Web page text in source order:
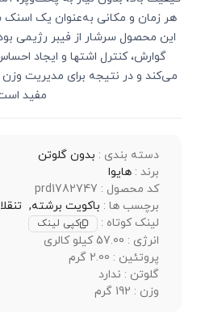
هر زمان و مکانی به‌عنوان یک اسنک
این محصول سرشار از فیبر رژیمی
گوارش، کنترل اشتها و ایجاد
می‌کند و در نتیجه برای مدیریت
مفید
دسته بندی : بدون گلوتن
برند : هایوا
کد محصول : prd1782747
برچسب ها : باکویت برشته,
لینک کوتاه :
کپی لینک
انرژی : 57.00 کیلو کالری
پروتئین : 2.00 گرم
گلوتن : ندارد
وزن : 192 گرم